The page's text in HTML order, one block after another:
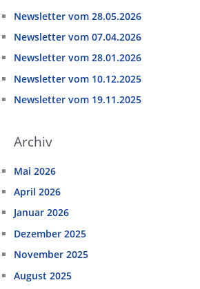
Newsletter vom 28.05.2026
Newsletter vom 07.04.2026
Newsletter vom 28.01.2026
Newsletter vom 10.12.2025
Newsletter vom 19.11.2025
Archiv
Mai 2026
April 2026
Januar 2026
Dezember 2025
November 2025
August 2025